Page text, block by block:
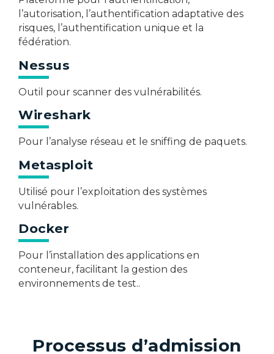
l’autorisation, l’authentification adaptative des
risques, l’authentification unique et la
fédération.​
Nessus
Outil pour scanner des vulnérabilités.​
Wireshark
Pour l’analyse réseau et le sniffing de paquets.​
Metasploit
Utilisé pour l’exploitation des systèmes
vulnérables.​
Docker
Pour l’installation des applications en
conteneur, facilitant la gestion des
environnements de test..
Processus d’admission